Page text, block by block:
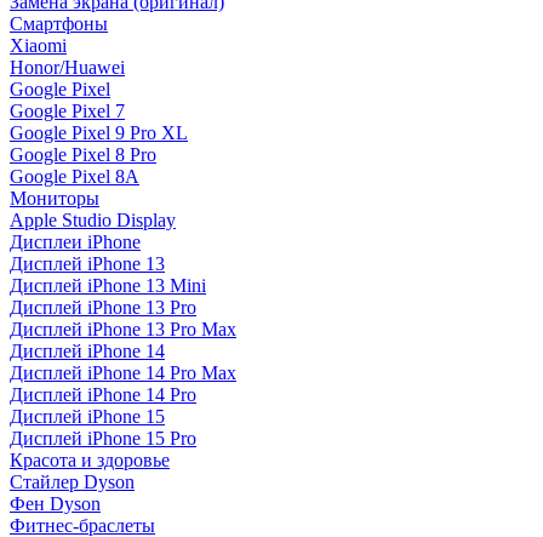
Смартфоны
Xiaomi
Honor/Huawei
Google Pixel
Google Pixel 7
Google Pixel 9 Pro XL
Google Pixel 8 Pro
Google Pixel 8A
Мониторы
Apple Studio Display
Дисплеи iPhone
Дисплей iPhone 13
Дисплей iPhone 13 Mini
Дисплей iPhone 13 Pro
Дисплей iPhone 13 Pro Max
Дисплей iPhone 14
Дисплей iPhone 14 Pro Max
Дисплей iPhone 14 Pro
Дисплей iPhone 15
Дисплей iPhone 15 Pro
Красота и здоровье
Стайлер Dyson
Фен Dyson
Фитнес-браслеты